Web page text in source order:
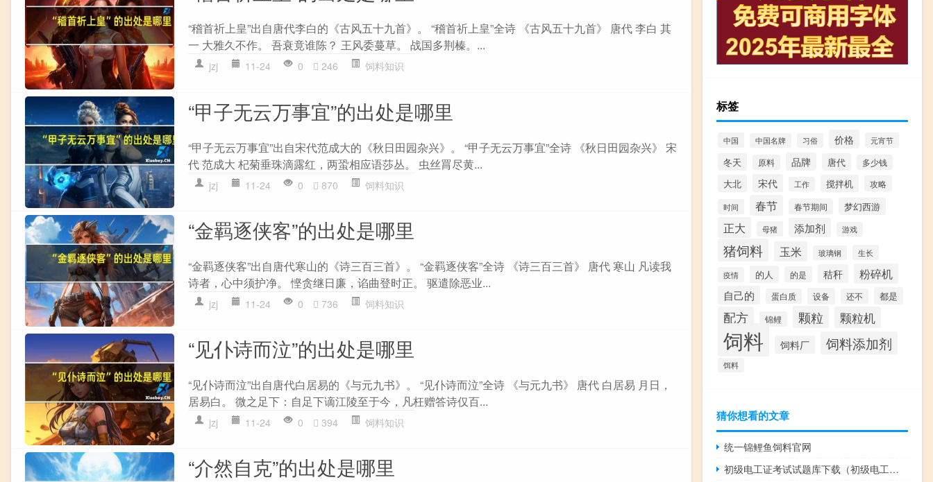
“稽首祈上皇”出自唐代李白的《古风五十九首》。 “稽首祈上皇”全诗 《古风五十九首》 唐代 李白 其
一 大雅久不作。 吾衰竟谁陈？ 王风委蔓草。 战国多荆榛。...
jzj 11-24 0 246 饲料知识
“甲子无云万事宜”的出处是哪里
“甲子无云万事宜”出自宋代范成大的《秋日田园杂兴》。 “甲子无云万事宜”全诗 《秋日田园杂兴》 宋
代 范成大 杞菊垂珠滴露红，两蛩相应语莎丛。 虫丝罥尽黄...
jzj 11-24 0 870 饲料知识
“金羁逐侠客”的出处是哪里
“金羁逐侠客”出自唐代寒山的《诗三百三首》。 “金羁逐侠客”全诗 《诗三百三首》 唐代 寒山 凡读我
诗者，心中须护净。 悭贪继日廉，谄曲登时正。 驱遣除恶业...
jzj 11-24 0 736 饲料知识
“见仆诗而泣”的出处是哪里
“见仆诗而泣”出自唐代白居易的《与元九书》。 “见仆诗而泣”全诗 《与元九书》 唐代 白居易 月日，
居易白。 微之足下：自足下谪江陵至于今，凡枉赠答诗仅百...
jzj 11-24 0 394 饲料知识
“介然自克”的出处是哪里
标签
中国 中国名牌 习俗 价格 元宵节
冬天 原料 品牌 唐代 多少钱
大北 宋代 工作 搅拌机 攻略
时间 春节 春节期间 梦幻西游
正大 母猪 添加剂 游戏
猪饲料 玉米 玻璃钢
生长
疫情
的人 的是 秸秆 粉碎机
自己的 蛋白质 设备 还不 都是
配方 锦鲤 颗粒 颗粒机
饲料 饲料厂 饲料添加剂
饵料
猜你想看的文章
统一锦鲤鱼饲料官网
初级电工证考试试题库下载（初级电工证考试试题）